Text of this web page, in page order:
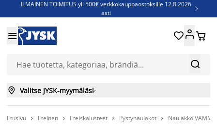
ILMAINEN TOIMITUS yli 500€ verkkokauppaostoksille 12.8.2026
asti

Jenkkisänkyjä - Säästä jopa 60%


 
 Valitse JYSK-myymäläsi
Etusivu  Eteinen  Eteiskalusteet  Pystynaulakot  Naulakko